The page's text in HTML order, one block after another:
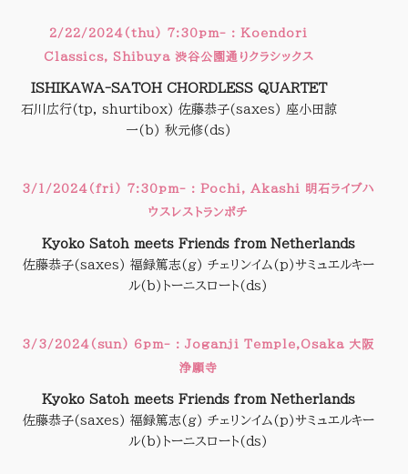
2/22/2024(thu) 7:30pm- : Koendori
Classics, Shibuya 渋谷公園通りクラシックス
ISHIKAWA-SATOH CHORDLESS QUARTET
石川広行(tp, shurtibox) 佐藤恭子(saxes) 座小田諒
一(b) 秋元修(ds)
3/1/2024(fri) 7:30pm- : Pochi, Akashi 明石ライブハ
ウスレストランポチ
Kyoko Satoh meets Friends from Netherlands
佐藤恭子(saxes) 福録篤志(g) チェリンイム(p)サミュエルキー
ル(b)トーニスロート(ds)
3/3/2024(sun) 6pm- : Joganji Temple,Osaka 大阪
浄願寺
Kyoko Satoh meets Friends from Netherlands
佐藤恭子(saxes) 福録篤志(g) チェリンイム(p)サミュエルキー
ル(b)トーニスロート(ds)